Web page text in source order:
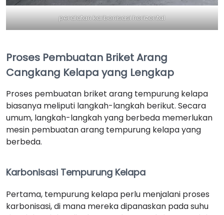
peralatan karbonisasi horizontal
Proses Pembuatan Briket Arang
Cangkang Kelapa yang Lengkap
Proses pembuatan briket arang tempurung kelapa
biasanya meliputi langkah-langkah berikut. Secara
umum, langkah-langkah yang berbeda memerlukan
mesin pembuatan arang tempurung kelapa yang
berbeda.
Karbonisasi Tempurung Kelapa
Pertama, tempurung kelapa perlu menjalani proses
karbonisasi, di mana mereka dipanaskan pada suhu